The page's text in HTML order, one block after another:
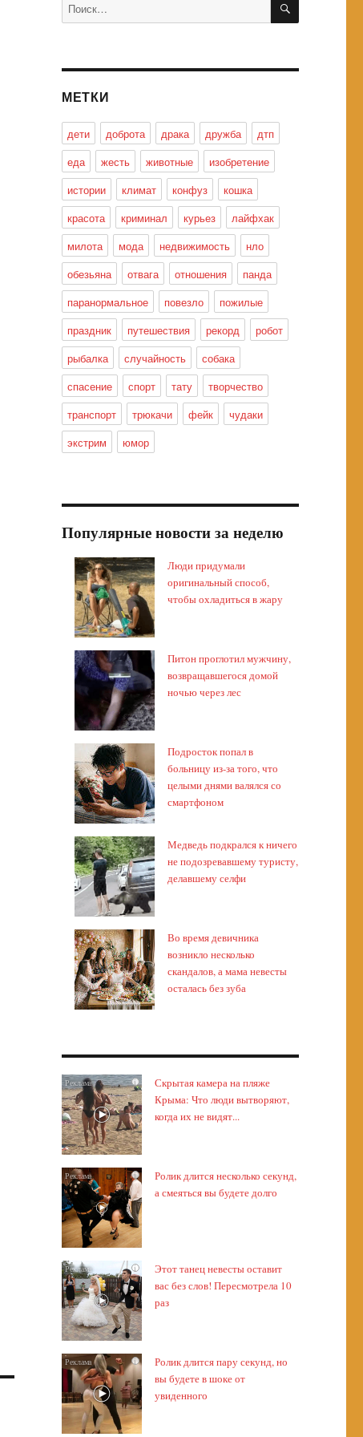
МЕТКИ
дети доброта драка дружба
дтп
еда
жесть животные
изобретение
истории
климат конфуз
кошка
красота
криминал курьез
лайфхак
милота
мода недвижимость
нло
обезьяна
отвага отношения
панда
паранормальное
повезло
пожилые
праздник
путешествия рекорд
робот
рыбалка
случайность
собака
спасение
спорт тату
творчество
транспорт
трюкачи фейк
чудаки
экстрим
юмор
Популярные новости за неделю
Люди придумали
оригинальный способ,
чтобы охладиться в жару
Питон проглотил мужчину,
возвращавшегося домой
ночью через лес
Подросток попал в
больницу из-за того, что
целыми днями валялся со
смартфоном
Медведь подкрался к ничего
не подозревавшему туристу,
делавшему селфи
Во время девичника
возникло несколько
скандалов, а мама невесты
осталась без зуба
i
Скрытая камера на пляже
Крыма: Что люди вытворяют,
когда их не видят...
i
Ролик длится несколько секунд,
а смеяться вы будете долго
i
Этот танец невесты оставит
вас без слов! Пересмотрела 10
раз
i
Ролик длится пару секунд, но
вы будете в шоке от
увиденного